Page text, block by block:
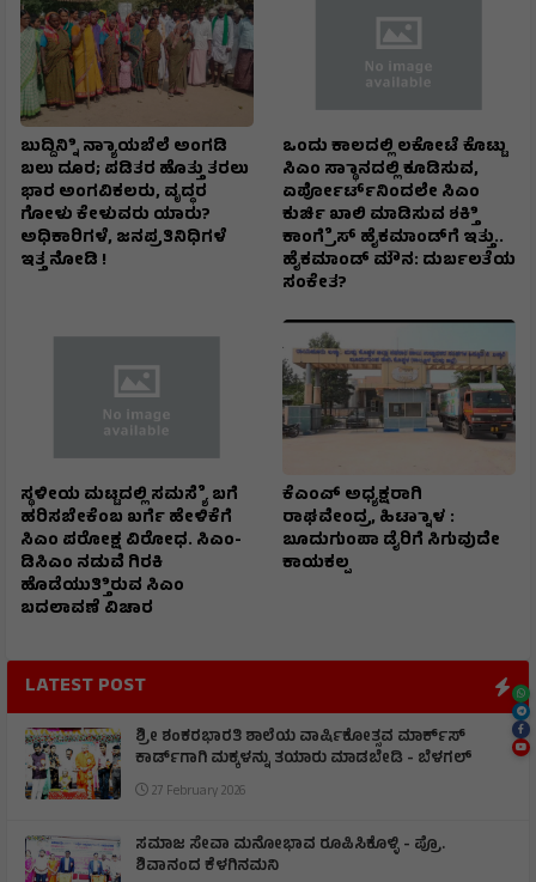
ಬುದ್ದಿನ್ನಿಿ ನ್ಯಾಾಯಬೆಲೆ ಅಂಗಡಿ
ಬಲು ದೂರ; ಪಡಿತರ ಹೊತ್ತು ತರಲು
ಭಾರ ಅಂಗವಿಕಲರು, ವೃದ್ಧರ
ಗೋಳು ಕೇಳುವರು ಯಾರು?
ಅಧಿಕಾರಿಗಳೆ, ಜನಪ್ರತಿನಿಧಿಗಳೆ
ಇತ್ತ ನೋಡಿ !
ಒಂದು ಕಾಲದಲ್ಲಿ ಲಕೋಟೆ ಕೊಟ್ಟು
ಸಿಎಂ ಸ್ಥಾಾನದಲ್ಲಿ ಕೂಡಿಸುವ,
ಏರ್ಪೋರ್ಟ್‌ನಿಂದಲೇ ಸಿಎಂ
ಕುರ್ಚಿ ಖಾಲಿ ಮಾಡಿಸುವ ಶಕ್ತಿಿ
ಕಾಂಗ್ರೆೆಸ್ ಹೈಕಮಾಂಡ್‌ಗೆ ಇತ್ತು..
ಹೈಕಮಾಂಡ್ ಮೌನ: ದುರ್ಬಲತೆಯ
ಸಂಕೇತ?
ಸ್ಥಳೀಯ ಮಟ್ಟದಲ್ಲಿ ಸಮಸ್ಯೆೆ ಬಗೆ
ಹರಿಸಬೇಕೆಂಬ ಖರ್ಗೆ ಹೇಳಿಕೆಗೆ
ಸಿಎಂ ಪರೋಕ್ಷ ವಿರೋಧ. ಸಿಎಂ-
ಡಿಸಿಎಂ ನಡುವೆ ಗಿರಕಿ
ಹೊಡೆಯುತ್ತಿಿರುವ ಸಿಎಂ
ಬದಲಾವಣೆ ವಿಚಾರ
ಕೆಎಂಎ್ ಅಧ್ಯಕ್ಷರಾಗಿ
ರಾಘವೇಂದ್ರ, ಹಿಟ್ನಾಾಳ :
ಬೂದುಗುಂಪಾ ಡೈರಿಗೆ ಸಿಗುವುದೇ
ಕಾಯಕಲ್ಪ
LATEST POST
ಶ್ರೀ ಶಂಕರಭಾರತಿ ಶಾಲೆಯ ವಾರ್ಷಿಕೋತ್ಸವ ಮಾರ್ಕ್‌ಸ್‌
ಕಾರ್ಡ್‌ಗಾಗಿ ಮಕ್ಕಳನ್ನು ತಯಾರು ಮಾಡಬೇಡಿ - ಬೆಳಗಲ್
27 February 2026
ಸಮಾಜ ಸೇವಾ ಮನೋಭಾವ ರೂಪಿಸಿಕೊಳ್ಳಿ - ಪ್ರೊ.
ಶಿವಾನಂದ ಕೆಳಗಿನಮನಿ